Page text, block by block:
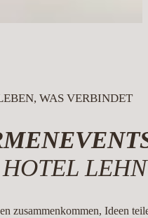
WAS VERBINDET
LEHN
zusammenkommen, Ideen